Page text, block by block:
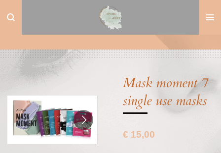
direct
hoofdinhoud
Mask moment 7
single use masks
€ 15,00